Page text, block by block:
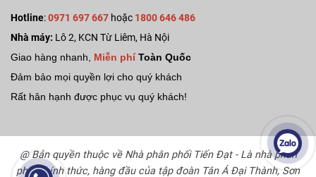
Hotline:0971 697 667 hoặc 1800 646 486
Nhà máy: Lô 2, KCN Từ Liêm, Hà Nội
Giao hàng nhanh, Miễn phí Toàn Quốc
Đảm bảo mọi quyền lợi cho quý khách
Rất hân hạnh được phục vụ quý khách!
@ Bản quyền thuộc về Nhà phân phối Tiến Đạt - Là nhà phân
phối chính thức, hàng đầu của tập đoàn Tân Á Đại Thành, Sơn